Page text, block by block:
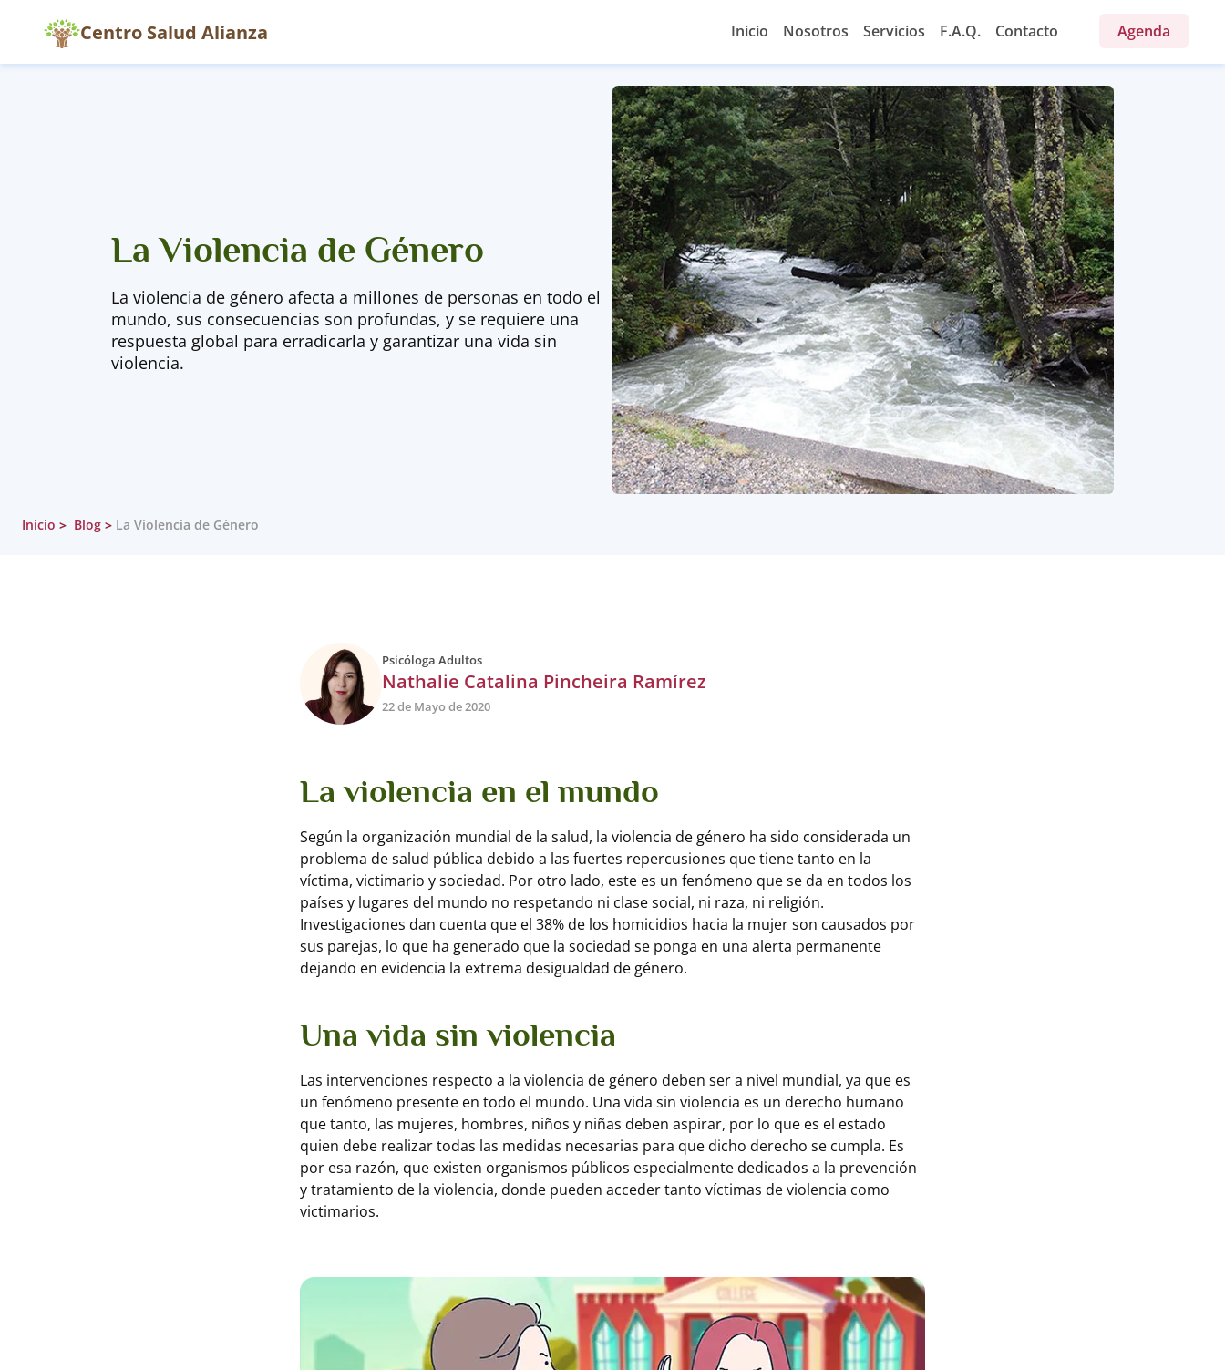
Centro Salud Alianza Inicio Nosotros Servicios F.A.Q. Contacto Agenda
La Violencia de Género
La violencia de género afecta a millones de personas en todo el
mundo, sus consecuencias son profundas, y se requiere una
respuesta global para erradicarla y garantizar una vida sin
violencia.
Inicio Blog La Violencia de Género
Psicóloga Adultos
Nathalie Catalina Pincheira Ramírez
22 de Mayo de 2020
La violencia en el mundo
Según la organización mundial de la salud, la violencia de género ha sido considerada un
problema de salud pública debido a las fuertes repercusiones que tiene tanto en la
víctima, victimario y sociedad. Por otro lado, este es un fenómeno que se da en todos los
países y lugares del mundo no respetando ni clase social, ni raza, ni religión.
Investigaciones dan cuenta que el 38% de los homicidios hacia la mujer son causados por
sus parejas, lo que ha generado que la sociedad se ponga en una alerta permanente
dejando en evidencia la extrema desigualdad de género.
Una vida sin violencia
Las intervenciones respecto a la violencia de género deben ser a nivel mundial, ya que es
un fenómeno presente en todo el mundo. Una vida sin violencia es un derecho humano
que tanto, las mujeres, hombres, niños y niñas deben aspirar, por lo que es el estado
quien debe realizar todas las medidas necesarias para que dicho derecho se cumpla. Es
por esa razón, que existen organismos públicos especialmente dedicados a la prevención
y tratamiento de la violencia, donde pueden acceder tanto víctimas de violencia como
victimarios.